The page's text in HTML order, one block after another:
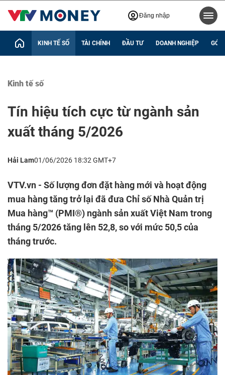
Đăng nhập
KINH TẾ SỐ TÀI CHÍNH ĐẦU TƯ DOANH NGHIỆP GÓC
Kinh tế số
Tín hiệu tích cực từ ngành sản
xuất tháng 5/2026
Hải Lam01/06/2026 18:32 GMT+7
VTV.vn - Số lượng đơn đặt hàng mới và hoạt động
mua hàng tăng trở lại đã đưa Chỉ số Nhà Quản trị
Mua hàng™ (PMI®) ngành sản xuất Việt Nam trong
tháng 5/2026 tăng lên 52,8, so với mức 50,5 của
tháng trước.